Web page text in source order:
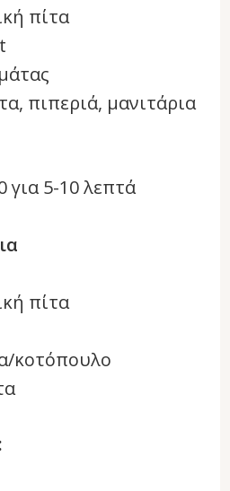
πίτα
πιπεριά, μανιτάρια
για 5-10 λεπτά
πίτα
κοτόπουλο